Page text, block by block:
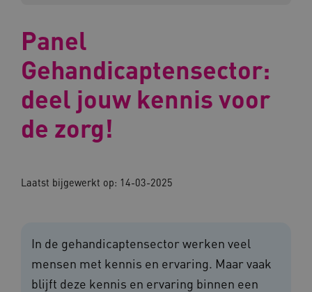
Panel
Gehandicaptensector:
deel jouw kennis voor
de zorg!
Laatst bijgewerkt op: 14-03-2025
In de gehandicaptensector werken veel
mensen met kennis en ervaring. Maar vaak
blijft deze kennis en ervaring binnen een